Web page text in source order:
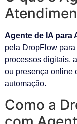
Agente de IA para
pela DropFlow
processos digitais,
ou presença online
automação.
Como a